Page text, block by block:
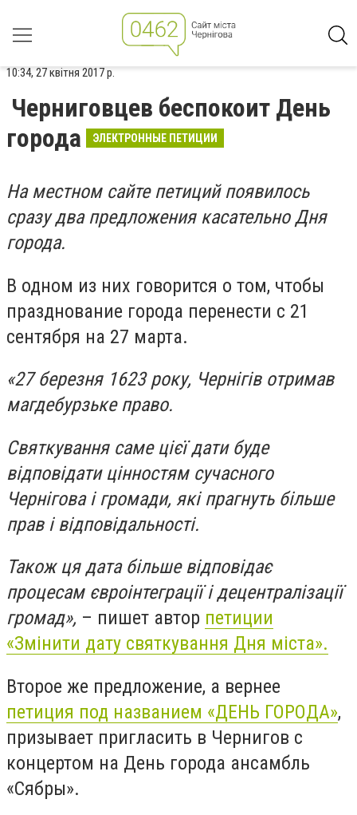
10:34, 27 квітня 2017 р.
Черниговцев беспокоит День
города
ЭЛЕКТРОННЫЕ ПЕТИЦИИ
На местном сайте петиций появилось
сразу два предложения касательно Дня
города.
В одном из них говорится о том, чтобы
празднование города перенести с 21
сентября на 27 марта.
«27 березня 1623 року, Чернігів отримав
магдебурзьке право.
Святкування саме цієї дати буде
відповідати цінностям сучасного
Чернігова і громади, які прагнуть більше
прав і відповідальності.
Також ця дата більше відповідає
процесам євроінтеграції і децентралізації
громад», – пишет автор петиции
«Змінити дату святкування Дня міста».
Второе же предложение, а вернее
петиция под названием «ДЕНЬ ГОРОДА»,
призывает пригласить в Чернигов с
концертом на День города ансамбль
«Сябры».